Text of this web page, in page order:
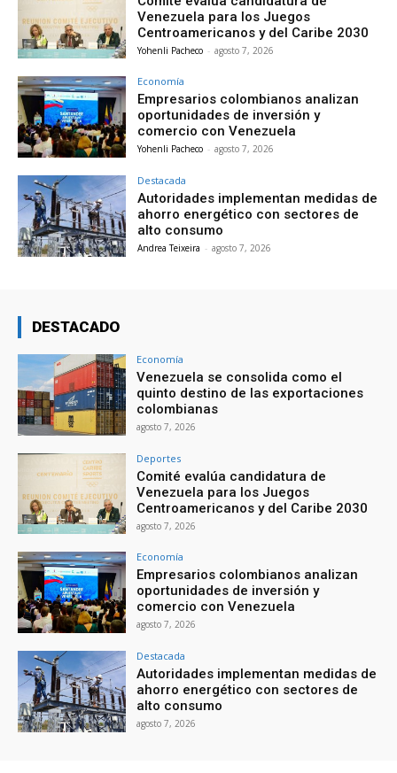
Venezuela para los Juegos
Centroamericanos y del Caribe 2030
Yohenli Pacheco - agosto 7, 2026
Economía
Empresarios colombianos analizan
oportunidades de inversión y
comercio con Venezuela
Yohenli Pacheco - agosto 7, 2026
Destacada
Autoridades implementan medidas de
ahorro energético con sectores de
alto consumo
Andrea Teixeira - agosto 7, 2026
DESTACADO
Economía
Venezuela se consolida como el
quinto destino de las exportaciones
colombianas
agosto 7, 2026
Deportes
Comité evalúa candidatura de
Venezuela para los Juegos
Centroamericanos y del Caribe 2030
agosto 7, 2026
Economía
Empresarios colombianos analizan
oportunidades de inversión y
comercio con Venezuela
agosto 7, 2026
Destacada
Autoridades implementan medidas de
ahorro energético con sectores de
alto consumo
agosto 7, 2026